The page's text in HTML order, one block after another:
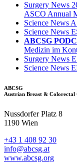
Surgery News
ASCO Annual
Science News
Science News
ABCSG
Medizin im
Surgery News
Science News
ABCSG
Austrian Breast & Colorectal
Nussdorfer Platz 8
1190 Wien
+43 1 408 92 30
info@abcsg.at
www.abcsg.org